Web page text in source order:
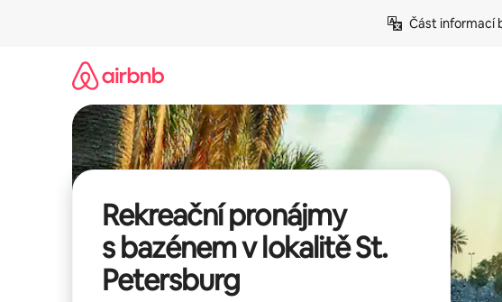
Část informací
Rekreační pronájmy
s bazénem v lokalitě St.
Petersburg